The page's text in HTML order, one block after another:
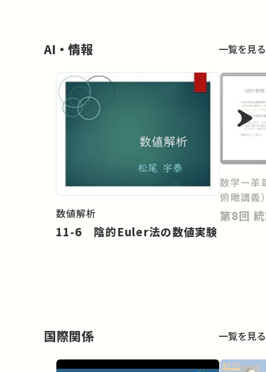
AI・情報 一覧を見る
数値解析
11-6 陰的Euler法の数値実験
数学ー革
俯瞰講義）
第
国際関係 一覧を見る